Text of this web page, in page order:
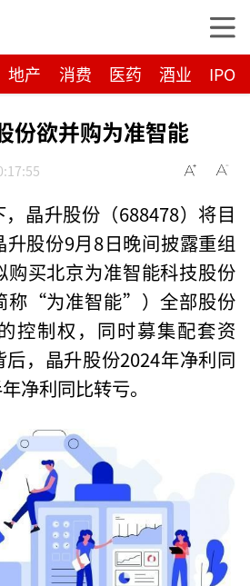
地产 消费 医药 酒业 IPO
份欲并购为准智能
晶升股份（688478）将目
股份9月8日晚间披露重组
购买北京为准智能科技股份
称“为准智能”）全部股份
控制权，同时募集配套资
，晶升股份2024年净利同
净利同比转亏。